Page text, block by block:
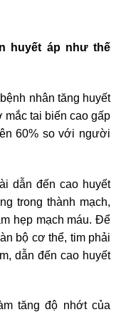
huyết áp như thế
nhân tăng huyết
mắc tai biến cao gấp
60% so với người
dẫn đến cao huyết
trong thành mạch,
hẹp mạch máu. Để
bộ cơ thể, tim phải
dẫn đến cao huyết
tăng độ nhớt của